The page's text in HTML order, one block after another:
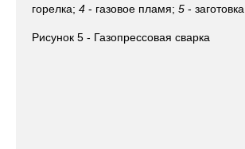
горелка; 4 - газовое пламя; 5 - заготовка
Рисунок 5 - Газопрессовая сварка